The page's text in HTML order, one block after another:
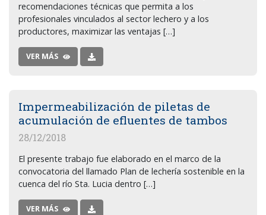
recomendaciones técnicas que permita a los
profesionales vinculados al sector lechero y a los
productores, maximizar las ventajas […]
VER MÁS
Impermeabilización de piletas de
acumulación de efluentes de tambos
28/12/2018
El presente trabajo fue elaborado en el marco de la
convocatoria del llamado Plan de lechería sostenible en la
cuenca del río Sta. Lucia dentro […]
VER MÁS